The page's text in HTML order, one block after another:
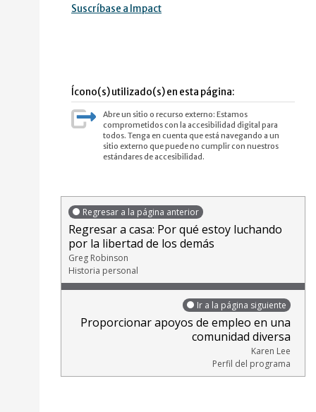
Suscríbase a Impact
Ícono(s) utilizado(s) en esta página:
Abre un sitio o recurso externo: Estamos
comprometidos con la accesibilidad digital para
todos. Tenga en cuenta que está navegando a un
sitio externo que puede no cumplir con nuestros
estándares de accesibilidad.
Regresar a la página anterior
Regresar a casa: Por qué estoy luchando
por la libertad de los demás
Greg Robinson
Historia personal
Ir a la página siguiente
Proporcionar apoyos de empleo en una
comunidad diversa
Karen Lee
Perfil del programa